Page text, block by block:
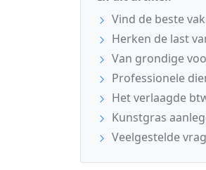
Vind de beste
Herken de last
Van grondige
Professionele
Het verlaagde
Kunstgras
Veelgestelde